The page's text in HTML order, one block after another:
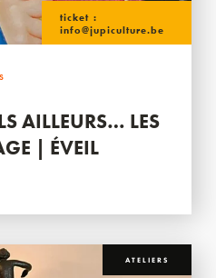
ticket :
info@jupiculture.be
AILLEURS… LES
| ÉVEIL
ATELIERS